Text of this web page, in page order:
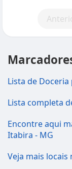
Lista de
Lista completa
Encontre aqui
Itabira - MG
Veja mais